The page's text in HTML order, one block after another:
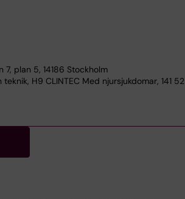
7, plan 5, 14186 Stockholm
H9 CLINTEC Med njursjukdomar, 141 52